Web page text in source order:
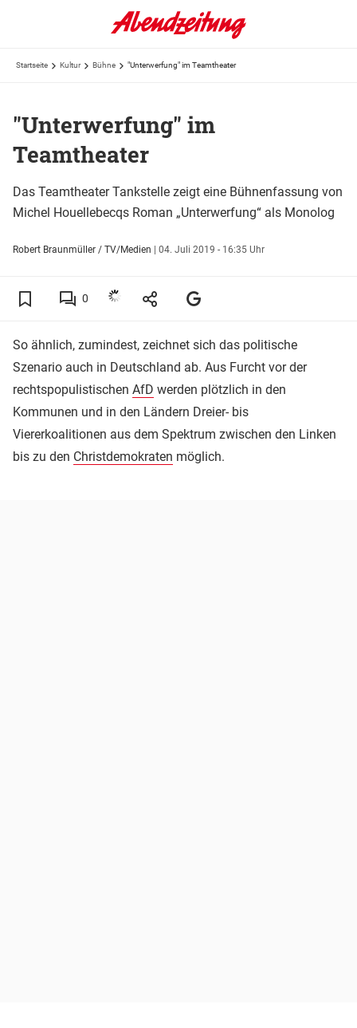
Startseite Kultur Bühne "Unterwerfung" im Teamtheater
"Unterwerfung" im
Teamtheater
Das Teamtheater Tankstelle zeigt eine Bühnenfassung von
Michel Houellebecqs Roman „Unterwerfung“ als Monolog
Robert Braunmüller / TV/Medien | 04. Juli 2019 - 16:35 Uhr
0
So ähnlich, zumindest, zeichnet sich das politische
Szenario auch in Deutschland ab. Aus Furcht vor der
rechtspopulistischen AfD werden plötzlich in den
Kommunen und in den Ländern Dreier- bis
Viererkoalitionen aus dem Spektrum zwischen den Linken
bis zu den Christdemokraten möglich.